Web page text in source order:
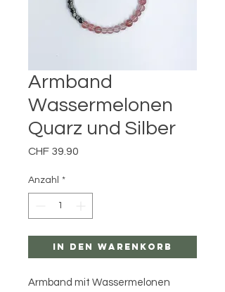
Armband
Wassermelonen
Quarz und Silber
CHF 39.90
Anzahl *
In den Warenkorb
Armband mit Wassermelonen